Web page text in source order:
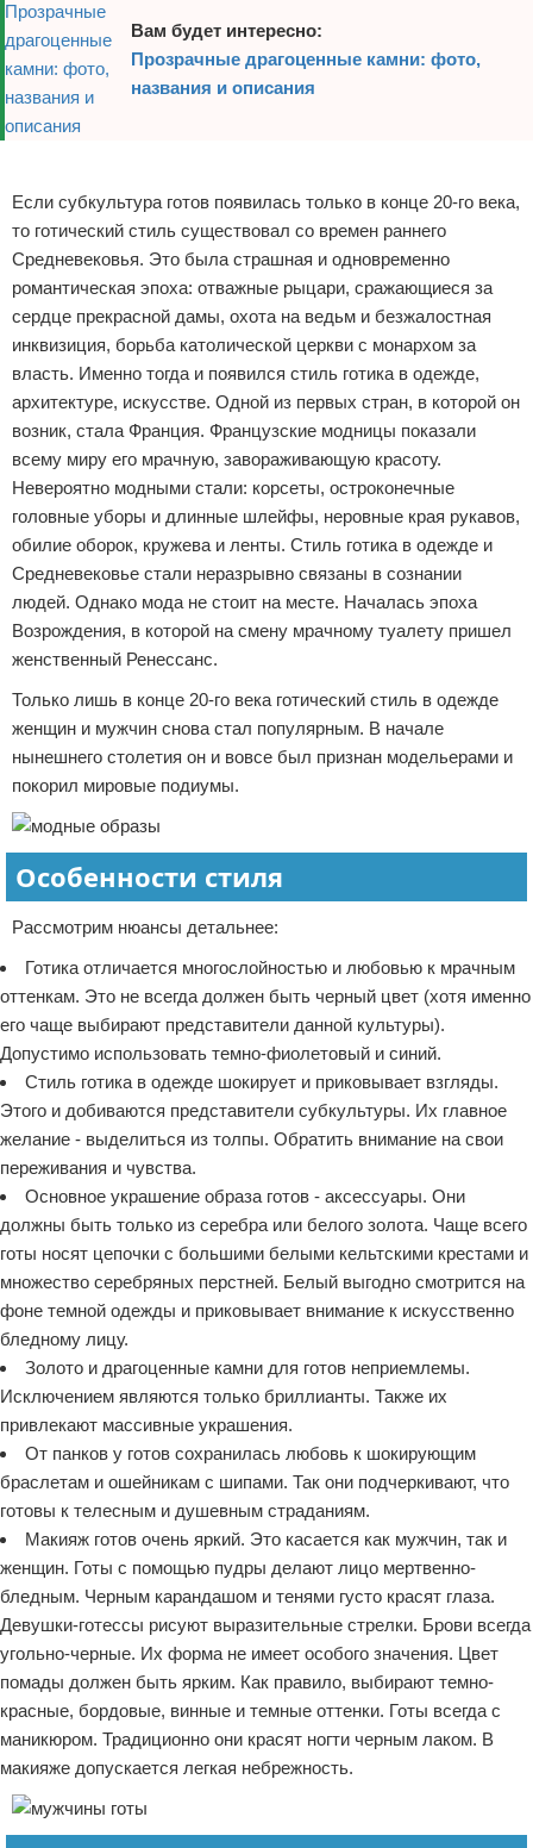
Вам будет интересно:
Прозрачные драгоценные камни: фото,
названия и описания
Если субкультура готов появилась только в конце 20-го века,
то готический стиль существовал со времен раннего
Средневековья. Это была страшная и одновременно
романтическая эпоха: отважные рыцари, сражающиеся за
сердце прекрасной дамы, охота на ведьм и безжалостная
инквизиция, борьба католической церкви с монархом за
власть. Именно тогда и появился стиль готика в одежде,
архитектуре, искусстве. Одной из первых стран, в которой он
возник, стала Франция. Французские модницы показали
всему миру его мрачную, завораживающую красоту.
Невероятно модными стали: корсеты, остроконечные
головные уборы и длинные шлейфы, неровные края рукавов,
обилие оборок, кружева и ленты. Стиль готика в одежде и
Средневековье стали неразрывно связаны в сознании
людей. Однако мода не стоит на месте. Началась эпоха
Возрождения, в которой на смену мрачному туалету пришел
женственный Ренессанс.
Только лишь в конце 20-го века готический стиль в одежде
женщин и мужчин снова стал популярным. В начале
нынешнего столетия он и вовсе был признан модельерами и
покорил мировые подиумы.
Особенности стиля
Рассмотрим нюансы детальнее:
Готика отличается многослойностью и любовью к мрачным
оттенкам. Это не всегда должен быть черный цвет (хотя именно
его чаще выбирают представители данной культуры).
Допустимо использовать темно-фиолетовый и синий.
Стиль готика в одежде шокирует и приковывает взгляды.
Этого и добиваются представители субкультуры. Их главное
желание - выделиться из толпы. Обратить внимание на свои
переживания и чувства.
Основное украшение образа готов - аксессуары. Они
должны быть только из серебра или белого золота. Чаще всего
готы носят цепочки с большими белыми кельтскими крестами и
множество серебряных перстней. Белый выгодно смотрится на
фоне темной одежды и приковывает внимание к искусственно
бледному лицу.
Золото и драгоценные камни для готов неприемлемы.
Исключением являются только бриллианты. Также их
привлекают массивные украшения.
От панков у готов сохранилась любовь к шокирующим
браслетам и ошейникам с шипами. Так они подчеркивают, что
готовы к телесным и душевным страданиям.
Макияж готов очень яркий. Это касается как мужчин, так и
женщин. Готы с помощью пудры делают лицо мертвенно-
бледным. Черным карандашом и тенями густо красят глаза.
Девушки-готессы рисуют выразительные стрелки. Брови всегда
угольно-черные. Их форма не имеет особого значения. Цвет
помады должен быть ярким. Как правило, выбирают темно-
красные, бордовые, винные и темные оттенки. Готы всегда с
маникюром. Традиционно они красят ногти черным лаком. В
макияже допускается легкая небрежность.